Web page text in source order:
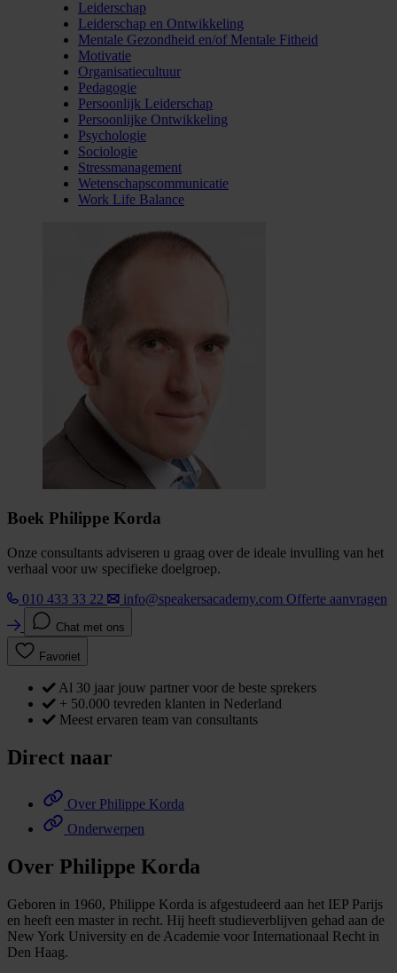
Leiderschap
Leiderschap en Ontwikkeling
Mentale Gezondheid en/of Mentale Fitheid
Motivatie
Organisatiecultuur
Pedagogie
Persoonlijk Leiderschap
Persoonlijke Ontwikkeling
Psychologie
Sociologie
Stressmanagement
Wetenschapscommunicatie
Work Life Balance
Boek Philippe Korda
Onze consultants adviseren u graag over de ideale invulling van het
verhaal voor uw specifieke doelgroep.
010 433 33 22
info@speakersacademy.com Offerte aanvragen
Chat met ons
Favoriet
Al 30 jaar jouw partner voor de beste sprekers
+ 50.000 tevreden klanten in Nederland
Meest ervaren team van consultants
Direct naar
Over Philippe Korda
Onderwerpen
Over Philippe Korda
Geboren in 1960, Philippe Korda is afgestudeerd aan het IEP Parijs
en heeft een master in recht. Hij heeft studieverblijven gehad aan de
New York University en de Academie voor Internationaal Recht in
Den Haag.